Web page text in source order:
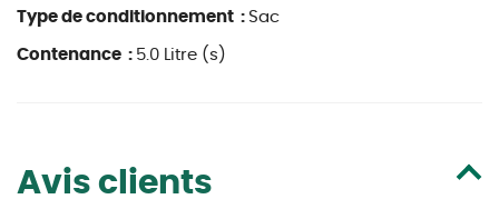
Type de conditionnement : Sac
Contenance : 5.0 Litre (s)
Avis clients